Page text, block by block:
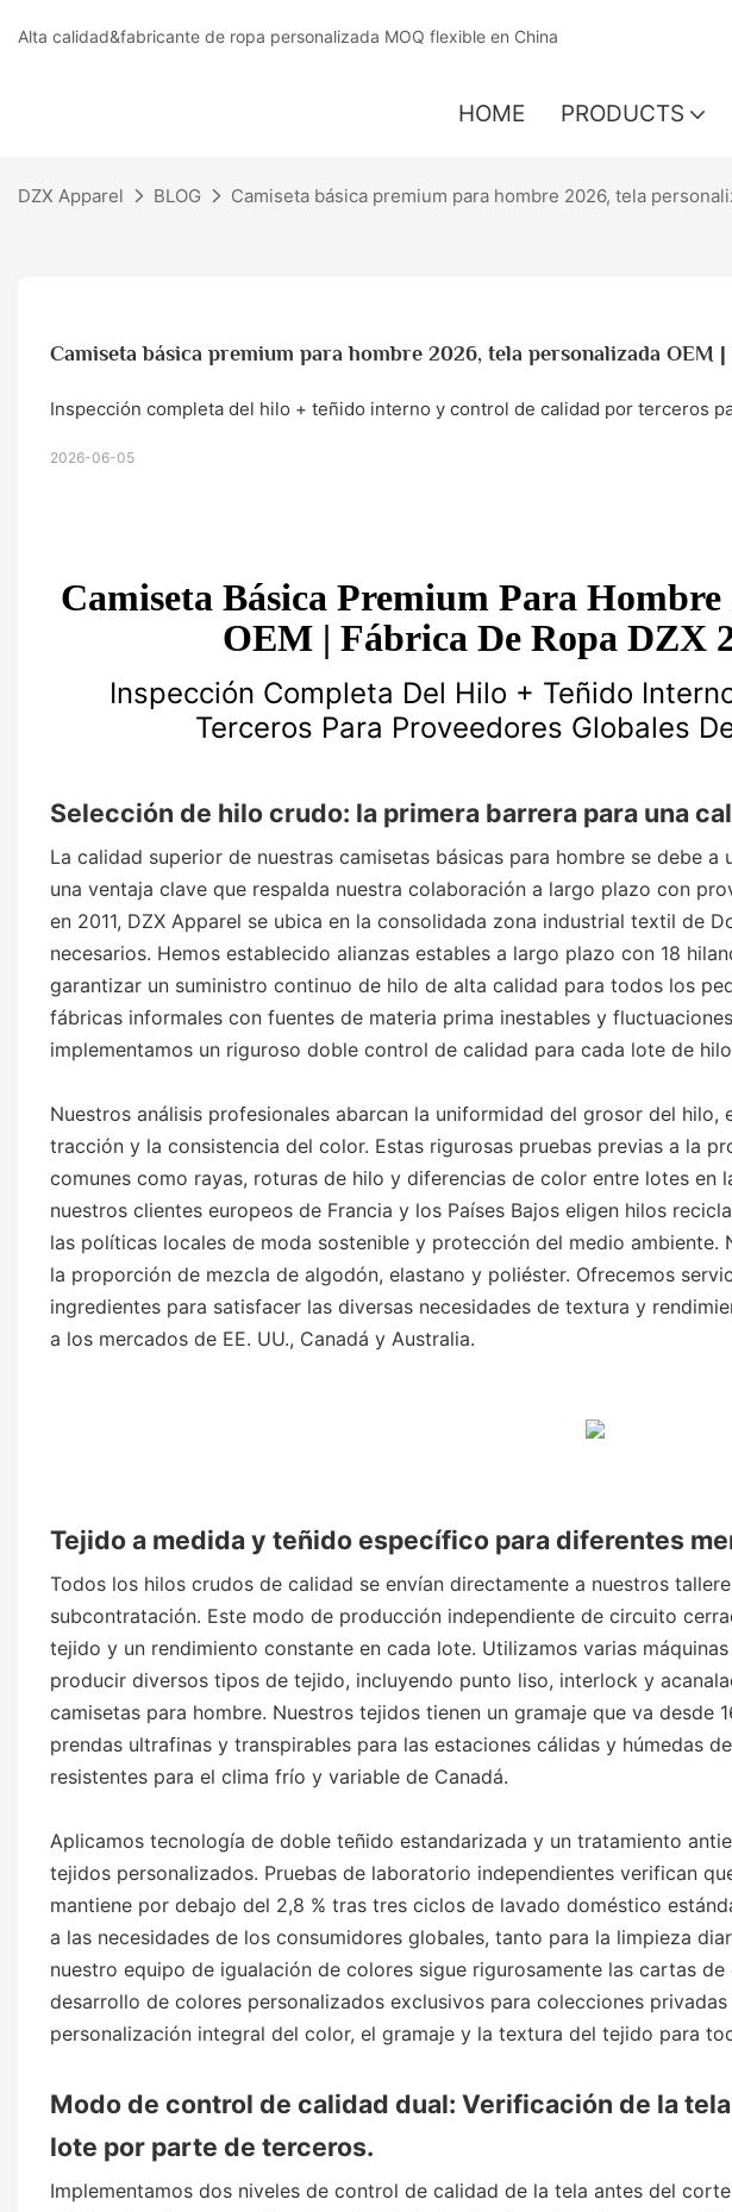
Alta calidad&fabricante de ropa personalizada MOQ flexible en China
HOME PRODUCTS
DZX Apparel BLOG Camiseta básica premium para hombre 2026, tela
Camiseta básica premium para hombre 2026, tela personalizada OEM |
Inspección completa del hilo + teñido interno y control de calidad por terceros
2026-06-05
Camiseta Básica Premium Para Hombre
OEM | Fábrica De Ropa DZX
Inspección Completa Del Hilo + Teñido
Terceros Para Proveedores Globales
Selección de hilo crudo: la primera barrera para una
La calidad superior de nuestras camisetas básicas para hombre se debe
una ventaja clave que respalda nuestra colaboración a largo plazo con
en 2011, DZX Apparel se ubica en la consolidada zona industrial textil de
necesarios. Hemos establecido alianzas estables a largo plazo con 18
garantizar un suministro continuo de hilo de alta calidad para todos los
fábricas informales con fuentes de materia prima inestables y
implementamos un riguroso doble control de calidad para cada lote de
Nuestros análisis profesionales abarcan la uniformidad del grosor del hilo,
tracción y la consistencia del color. Estas rigurosas pruebas previas a la
comunes como rayas, roturas de hilo y diferencias de color entre lotes en
nuestros clientes europeos de Francia y los Países Bajos eligen hilos
las políticas locales de moda sostenible y protección del medio
la proporción de mezcla de algodón, elastano y poliéster. Ofrecemos
ingredientes para satisfacer las diversas necesidades de textura y
a los mercados de EE. UU., Canadá y Australia.
Tejido a medida y teñido específico para diferentes
Todos los hilos crudos de calidad se envían directamente a nuestros
subcontratación. Este modo de producción independiente de circuito
tejido y un rendimiento constante en cada lote. Utilizamos varias
producir diversos tipos de tejido, incluyendo punto liso, interlock y
camisetas para hombre. Nuestros tejidos tienen un gramaje que va desde
prendas ultrafinas y transpirables para las estaciones cálidas y húmedas
resistentes para el clima frío y variable de Canadá.
Aplicamos tecnología de doble teñido estandarizada y un tratamiento
tejidos personalizados. Pruebas de laboratorio independientes verifican
mantiene por debajo del 2,8 % tras tres ciclos de lavado doméstico
a las necesidades de los consumidores globales, tanto para la limpieza
nuestro equipo de igualación de colores sigue rigurosamente las cartas
desarrollo de colores personalizados exclusivos para colecciones
personalización integral del color, el gramaje y la textura del tejido para
Modo de control de calidad dual: Verificación de la
lote por parte de terceros.
Implementamos dos niveles de control de calidad de la tela antes del